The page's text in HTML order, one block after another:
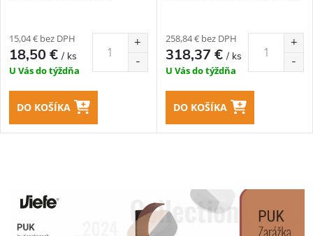
15,04 € bez DPH
18,50 €/ ks
U Vás do týždňa
DO KOŠÍKA
258,84 € bez DPH
318,37 €/ ks
U Vás do týždňa
DO KOŠÍKA